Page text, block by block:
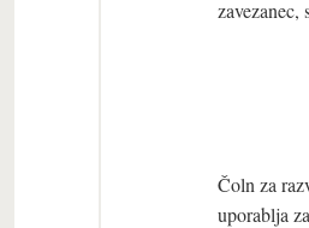
zavezanec,
Čoln za
uporablja